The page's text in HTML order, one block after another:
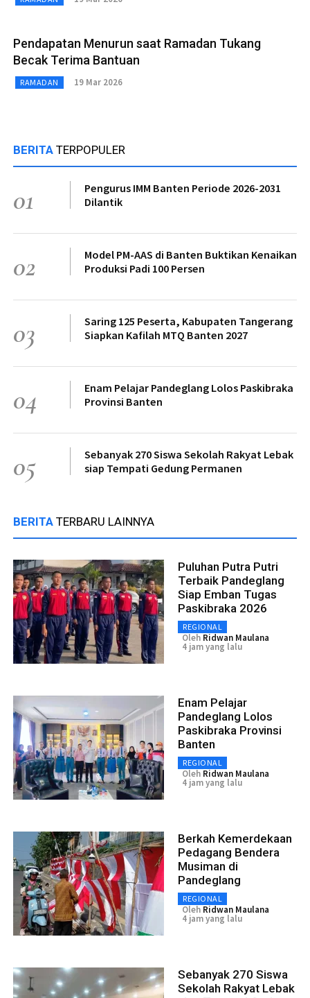
Pendapatan Menurun saat Ramadan Tukang
Becak Terima Bantuan
RAMADAN 19 Mar 2026
BERITA TERPOPULER
01
Pengurus IMM Banten Periode 2026-2031
Dilantik
02
Model PM-AAS di Banten Buktikan Kenaikan
Produksi Padi 100 Persen
03
Saring 125 Peserta, Kabupaten Tangerang
Siapkan Kafilah MTQ Banten 2027
04
Enam Pelajar Pandeglang Lolos Paskibraka
Provinsi Banten
05
Sebanyak 270 Siswa Sekolah Rakyat Lebak
siap Tempati Gedung Permanen
BERITA TERBARU LAINNYA
Puluhan Putra Putri
Terbaik Pandeglang
Siap Emban Tugas
Paskibraka 2026
REGIONAL
Oleh Ridwan Maulana
4 jam yang lalu
Enam Pelajar
Pandeglang Lolos
Paskibraka Provinsi
Banten
REGIONAL
Oleh Ridwan Maulana
4 jam yang lalu
Berkah Kemerdekaan
Pedagang Bendera
Musiman di
Pandeglang
REGIONAL
Oleh Ridwan Maulana
4 jam yang lalu
Sebanyak 270 Siswa
Sekolah Rakyat Lebak